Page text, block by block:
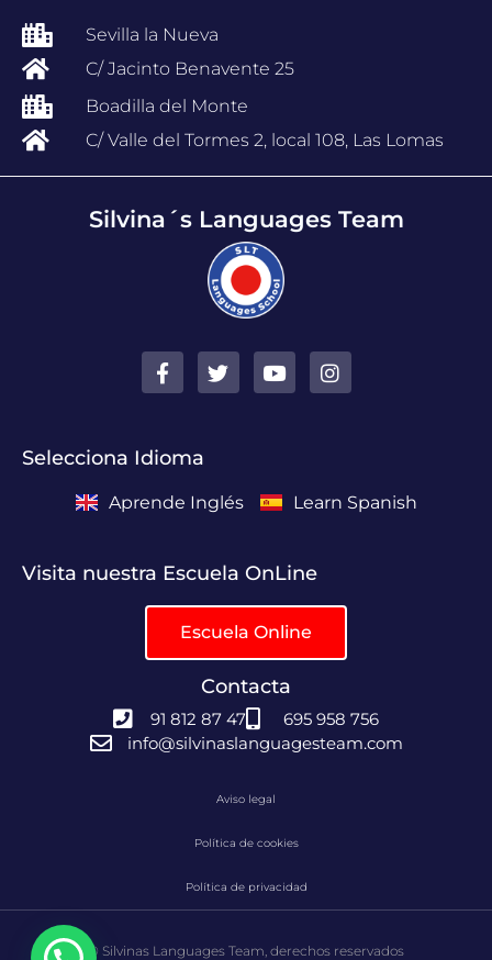
Sevilla la Nueva
C/ Jacinto Benavente 25
Boadilla del Monte
C/ Valle del Tormes 2, local 108, Las Lomas
Silvina´s Languages Team
Selecciona Idioma
Aprende Inglés Learn Spanish
Visita nuestra Escuela OnLine
Escuela Online
Contacta
91 812 87 47
695 958 756
info@silvinaslanguagesteam.com
Aviso legal
Política de cookies
Política de privacidad
© Silvinas Languages Team, derechos reservados